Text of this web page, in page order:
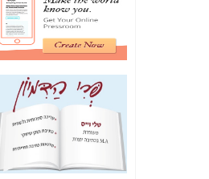
מה מקור ה-Fake
News שהביא לתפירת
תיק לביבי והעלמת
החשודים הנכונים -כאן
אחת הרגליים של "תיק
4000 התפור"
התמוטטה היום
בניצחון (כפול) של בזק
-
כאן
איך כתבות מפנקות